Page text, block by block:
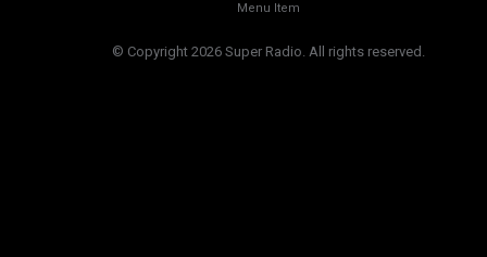
Menu Item
© Copyright 2026 Super Radio. All rights reserved.